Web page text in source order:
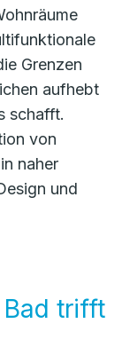
Grenzen
aufhebt
schafft.
von
naher
und
Bad trifft